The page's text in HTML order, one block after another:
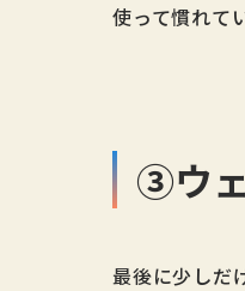
使って慣れて
③ウ
最後に少しだ